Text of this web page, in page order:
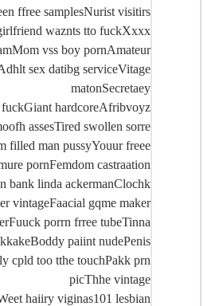
ffree samplesNurist visitirs
waznts tto fuckXxxx
vss boy pornAmateur
sex datibg serviceVitage
matonSecretaey
fuckGiant hardcoreAfribvoyz
assesTired swollen sorre
filled man pussyYouur freee
pornFemdom castraation
bank linda ackermanClochk
vintageFaacial gqme maker
porrn frree tubeTinna
paiint nudePenis
cpld too tthe touchPakk prn
picThhe vintage
haiiry viginas101 lesbian